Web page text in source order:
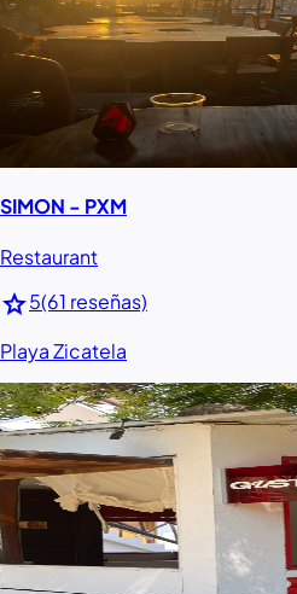
SIMON - PXM
Restaurant
star5(61 reseñas)
Playa Zicatela